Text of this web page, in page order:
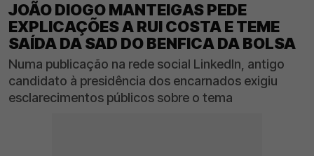
JOÃO DIOGO MANTEIGAS PEDE
EXPLICAÇÕES A RUI COSTA E TEME
SAÍDA DA SAD DO BENFICA DA BOLSA
Numa publicação na rede social LinkedIn, antigo
candidato à presidência dos encarnados exigiu
esclarecimentos públicos sobre o tema